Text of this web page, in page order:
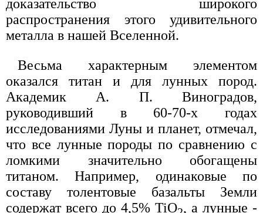
доказательство широкого
распространения этого удивительного
металла в нашей Вселенной.
Весьма характерным элементом
оказался титан и для лунных пород.
Академик А. П. Виноградов,
руководивший в 60-70-х годах
исследованиями Луны и планет, отмечал,
что все лунные породы по сравнению с
ломкими значительно обогащены
титаном. Например, одинаковые по
составу толентовые базальты Земли
содержат всего до 4,5% TiO , а лунные -